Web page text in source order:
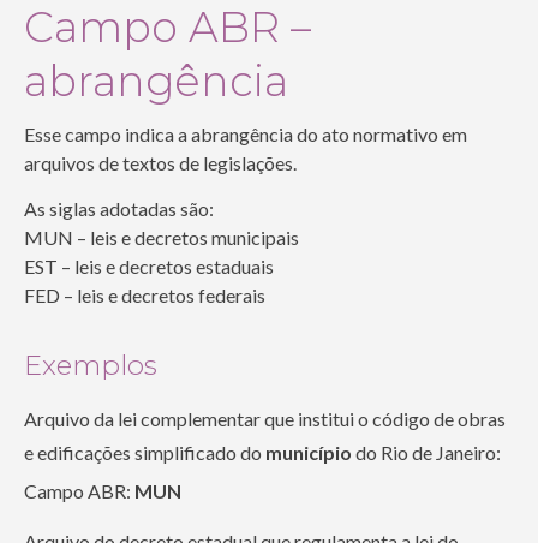
Campo ABR –
abrangência
Esse campo indica a abrangência do ato normativo em
arquivos de textos de legislações.
As siglas adotadas são:
MUN – leis e decretos municipais
EST – leis e decretos estaduais
FED – leis e decretos federais
Exemplos
Arquivo da lei complementar que institui o código de obras
e edificações simplificado do município do Rio de Janeiro:
Campo ABR: MUN